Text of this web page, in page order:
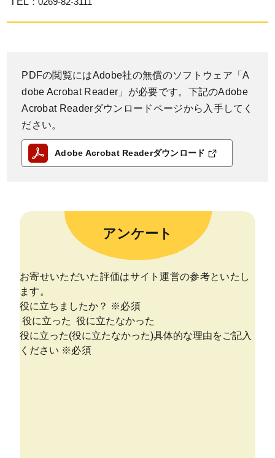
PDFの閲覧にはAdobe社の無償のソフトウェア「A
dobe Acrobat Reader」が必要です。下記のAdobe
Acrobat Readerダウンロードページから入手してく
ださい。
Adobe Acrobat Readerダウンロード
アンケート